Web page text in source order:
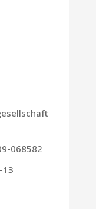
068582
13